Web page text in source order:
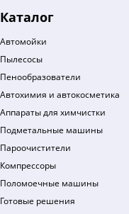
Каталог
Автомойки
Пылесосы
Пенообразователи
Автохимия и автокосметика
Аппараты для химчистки
Подметальные машины
Пароочистители
Компрессоры
Поломоечные машины
Готовые решения